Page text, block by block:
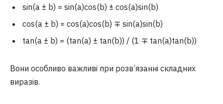
sin(a ± b) = sin(a)cos(b) ± cos(a)sin(b)
cos(a ± b) = cos(a)cos(b) ∓ sin(a)sin(b)
tan(a ± b) = (tan(a) ± tan(b)) / (1 ∓ tan(a)tan(b))
Вони особливо важливі при розв’язанні складних
виразів.